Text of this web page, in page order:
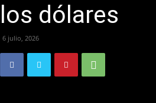
los dólares
6 julio, 2026